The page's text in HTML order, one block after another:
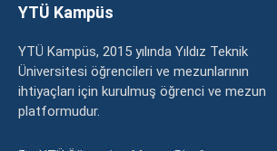
YTÜ Kampüs
YTÜ Kampüs, 2015 yılında Yıldız Teknik
Üniversitesi öğrencileri ve mezunlarının
ihtiyaçları için kurulmuş öğrenci ve mezun
platformudur.